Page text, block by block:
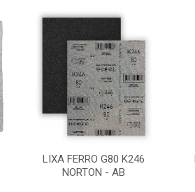
LIXA FERRO G80 K246
NORTON - AB